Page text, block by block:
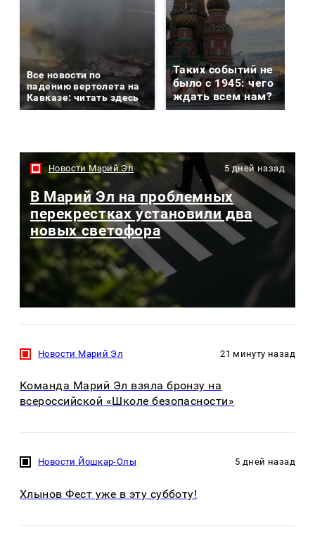
Все новости по
падению вертолета на
Кавказе: читать здесь
Таких событий не
было с 1945: чего
ждать всем нам?
Новости Марий Эл 5 дней назад
В Марий Эл на проблемных
перекрестках установили два
новых светофора
Новости Марий Эл 21 минуту назад
Команда Марий Эл взяла бронзу на
всероссийской «Школе безопасности»
Новости Йошкар-Олы 5 дней назад
Хлынов Фест уже в эту субботу!